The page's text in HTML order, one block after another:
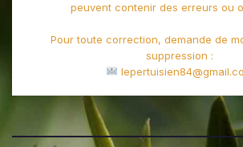
peuvent contenir des erreurs ou
Pour toute correction, demande de
suppression :